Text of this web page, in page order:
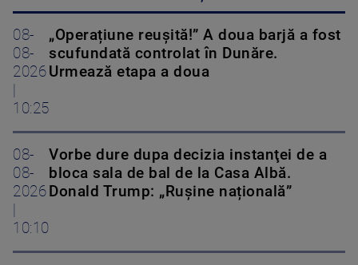
08-
08-
2026
10:25
„Operațiune reușită!” A doua barjă a fost
scufundată controlat în Dunăre.
Urmează etapa a doua
08-
08-
2026
10:10
Vorbe dure dupa decizia instanţei de a
bloca sala de bal de la Casa Albă.
Donald Trump: „Rușine națională”